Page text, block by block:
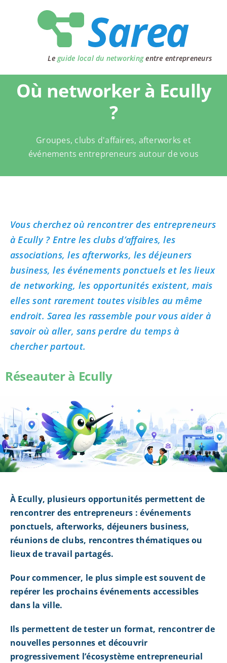
Le guide local du networkingentre entrepreneurs
Où networker à Ecully
?
Groupes, clubs d'affaires, afterworks et
événements entrepreneurs autour de vous
Vous cherchez où rencontrer des entrepreneurs
à Ecully ? Entre les clubs d’affaires, les
associations, les afterworks, les déjeuners
business, les événements ponctuels et les lieux
de networking, les opportunités existent, mais
elles sont rarement toutes visibles au même
endroit. Sarea les rassemble pour vous aider à
savoir où aller, sans perdre du temps à
chercher partout.
Réseauter à Ecully
À Ecully, plusieurs opportunités permettent de
rencontrer des entrepreneurs : événements
ponctuels, afterworks, déjeuners business,
réunions de clubs, rencontres thématiques ou
lieux de travail partagés.
Pour commencer, le plus simple est souvent de
repérer les prochains événements accessibles
dans la ville.
Ils permettent de tester un format, rencontrer de
nouvelles personnes et découvrir
progressivement l’écosystème entrepreneurial